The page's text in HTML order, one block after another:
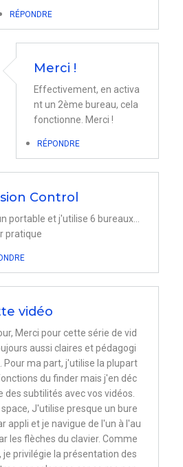
RÉPONDRE
Merci !
Effectivement, en activa
nt un 2ème bureau, cela
fonctionne. Merci !
RÉPONDRE
Control
portable et j'utilise 6 bureaux...
pratique
vidéo
Merci pour cette série de vid
aussi claires et pédagogi
Pour ma part, j'utilise la plupart
du finder mais j'en déc
des subtilités avec vos vidéos.
space, J'utilise presque un bure
appli et je navigue de l'un à l'au
les flèches du clavier. Comme
je privilégie la présentation des